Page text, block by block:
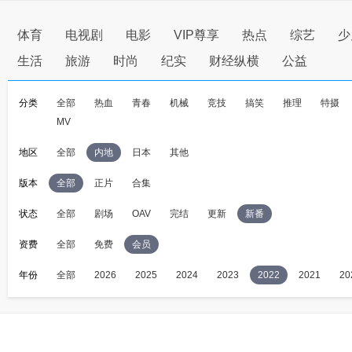
体育 电视剧 电影 VIP尊享 热点 综艺
生活
旅游 时尚 纪实 财经纵横 公益
分类 全部 热血 青春 机械 竞技 搞笑 推理
特摄
MV
地区 全部 内地 日本 其他
版本 全部 正片 合集
状态 全部 剧场 OAV 完结 更新 新番
资费 全部 免费 会员
年份 全部 2026 2025 2024 2023 2022 2021